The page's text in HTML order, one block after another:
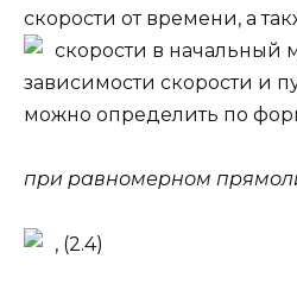
скорости от времени, а
скорости в начальный
зависимости скорости и
можно определить по
при равномерном
, (2.4)